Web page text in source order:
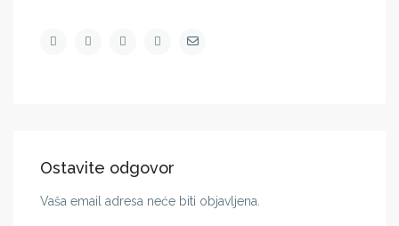
Ostavite odgovor
Vaša email adresa neće biti objavljena.